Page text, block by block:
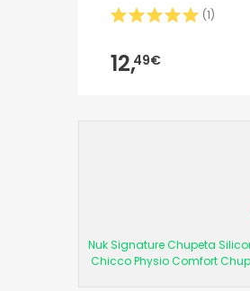
(1)
12,49€
Nuk Signature Chupeta
Chicco Physio Comfort